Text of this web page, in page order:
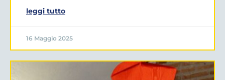
leggi tutto
16 Maggio 2025